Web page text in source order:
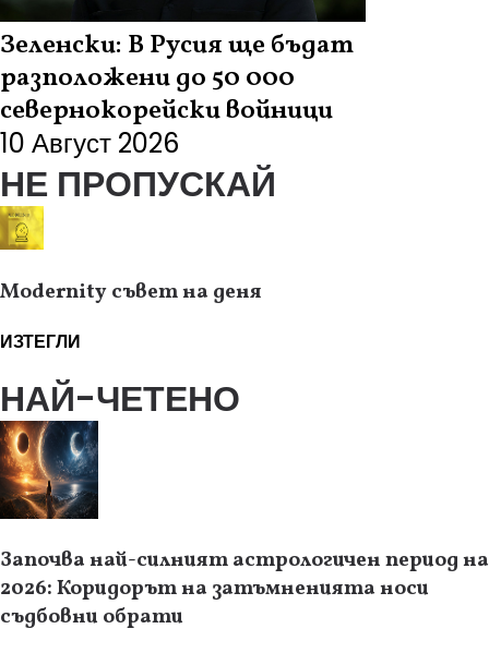
Зеленски: В Русия ще бъдат
разположени до 50 000
севернокорейски войници
10 Август 2026
НЕ ПРОПУСКАЙ
Modernity съвет на деня
ИЗТЕГЛИ
НАЙ-ЧЕТЕНО
Започва най-силният астрологичен период на
2026: Коридорът на затъмненията носи
съдбовни обрати